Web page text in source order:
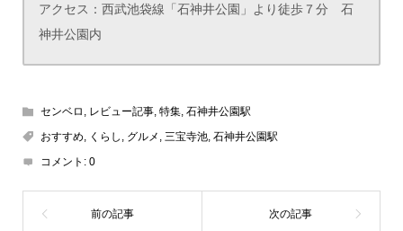
アクセス：西武池袋線「石神井公園」より徒歩７分 石
神井公園内
センベロ , レビュー記事, 特集, 石神井公園駅
おすすめ, くらし , グルメ , 三宝寺池, 石神井公園駅
コメント: 0